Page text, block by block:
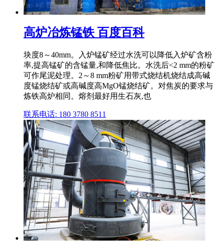
高炉冶炼锰铁 百度百科
块度8～40mm。入炉锰矿经过水洗可以降低入炉矿含粉
率,提高锰矿的含锰量,和降低焦比。水洗后<2 mm的粉矿
可作尾泥处理。2～8 mm粉矿用带式烧结机烧结成高碱
度锰烧结矿或高碱度高MgO锰烧结矿。对焦炭的要求与
炼铁高炉相同。熔剂最好用生石灰,也
联系电话: 180 3780 8511